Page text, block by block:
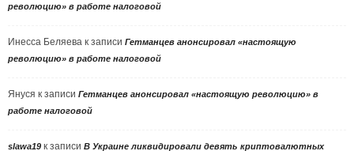
революцию» в работе налоговой
Инесса Беляева к записи Гетманцев анонсировал «настоящую
революцию» в работе налоговой
Януся к записи Гетманцев анонсировал «настоящую революцию» в
работе налоговой
slawa19 к записи В Украине ликвидировали девять криптовалютных